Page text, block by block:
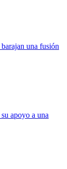
una fusión
apoyo a una